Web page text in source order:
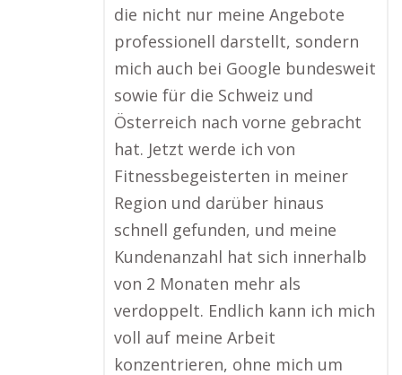
die nicht nur meine Angebote
professionell darstellt, sondern
mich auch bei Google bundesweit
sowie für die Schweiz und
Österreich nach vorne gebracht
hat. Jetzt werde ich von
Fitnessbegeisterten in meiner
Region und darüber hinaus
schnell gefunden, und meine
Kundenanzahl hat sich innerhalb
von 2 Monaten mehr als
verdoppelt. Endlich kann ich mich
voll auf meine Arbeit
konzentrieren, ohne mich um